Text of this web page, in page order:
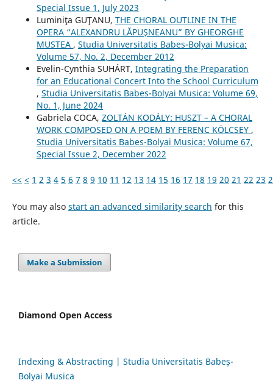
Special Issue 1, July 2023
Luminiţa GUŢANU, THE CHORAL OUTLINE IN THE
OPERA “ALEXANDRU LĂPUŞNEANU” BY GHEORGHE
MUSTEA , Studia Universitatis Babes-Bolyai Musica:
Volume 57, No. 2, December 2012
Evelin-Cynthia SUHÁRT, Integrating the Preparation
for an Educational Concert Into the School Curriculum
, Studia Universitatis Babes-Bolyai Musica: Volume 69,
No. 1, June 2024
Gabriela COCA, ZOLTÁN KODÁLY: HUSZT – A CHORAL
WORK COMPOSED ON A POEM BY FERENC KÖLCSEY ,
Studia Universitatis Babes-Bolyai Musica: Volume 67,
Special Issue 2, December 2022
<< < 1 2 3 4 5 6 7 8 9 10 11 12 13 14 15 16 17 18 19 20 21 22 23
You may also start an advanced similarity search for this
article.
Make a Submission
Diamond Open Access
Indexing & Abstracting | Studia Universitatis Babeș-
Bolyai Musica